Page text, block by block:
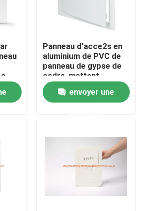
en aluminium
sèche
de plancher
Panneau d'acce2s en
aluminium de PVC de
panneau de gypse de
cadre, mettant
d'aplomb le panneau
d'acce2s de mur
envoyer une